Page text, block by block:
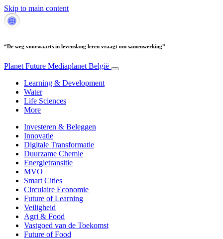
Skip to main content
“De weg voorwaarts in levenslang leren vraagt om samenwerking”
Planet Future Mediaplanet België
Learning & Development
Water
Life Sciences
More
Investeren & Beleggen
Innovatie
Digitale Transformatie
Duurzame Chemie
Energietransitie
MVO
Smart Cities
Circulaire Economie
Future of Learning
Veiligheid
Agri & Food
Vastgoed van de Toekomst
Future of Food